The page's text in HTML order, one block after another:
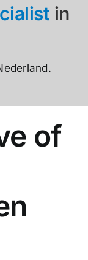
in
of